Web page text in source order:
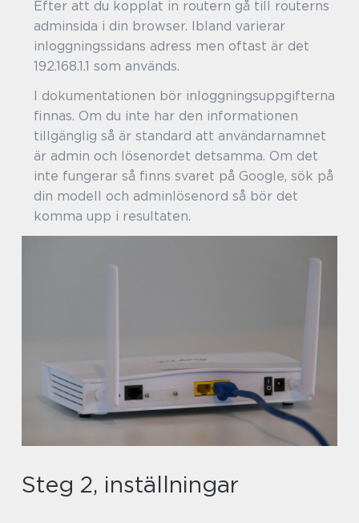
Efter att du kopplat in routern gå till routerns
adminsida i din browser. Ibland varierar
inloggningssidans adress men oftast är det
192.168.1.1 som används.
I dokumentationen bör inloggningsuppgifterna
finnas. Om du inte har den informationen
tillgänglig så är standard att användarnamnet
är admin och lösenordet detsamma. Om det
inte fungerar så finns svaret på Google, sök på
din modell och adminlösenord så bör det
komma upp i resultaten.
Steg 2, inställningar